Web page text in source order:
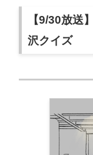
【9/30放送
沢クイズ